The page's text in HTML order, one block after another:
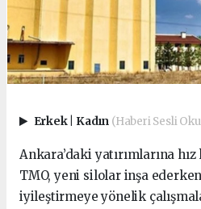
Erkek Kadın (Haberi Sesli
Ankara’daki yatırımlarına
TMO, yeni silolar inşa
iyileştirmeye yönelik